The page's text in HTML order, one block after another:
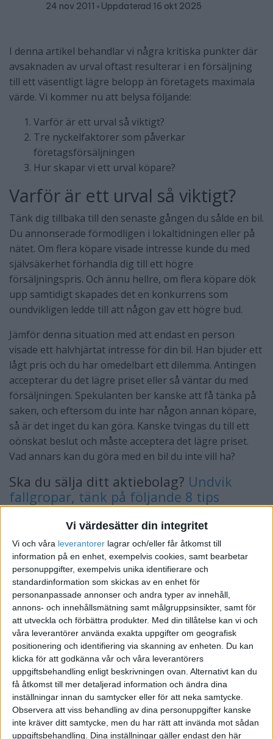
Vi värdesätter din integritet
Vi och våra leverantorer lagrar och/eller får åtkomst till
information på en enhet, exempelvis cookies, samt bearbetar
personuppgifter, exempelvis unika identifierare och
standardinformation som skickas av en enhet för
personanpassade annonser och andra typer av innehåll,
annons- och innehållsmätning samt målgruppsinsikter, samt för
att utveckla och förbättra produkter. Med din tillåtelse kan vi och
våra leverantörer använda exakta uppgifter om geografisk
positionering och identifiering via skanning av enheten. Du kan
klicka för att godkänna vår och våra leverantörers
uppgiftsbehandling enligt beskrivningen ovan. Alternativt kan du
få åtkomst till mer detaljerad information och ändra dina
inställningar innan du samtycker eller för att neka samtycke.
Observera att viss behandling av dina personuppgifter kanske
inte kräver ditt samtycke, men du har rätt att invända mot sådan
uppgiftsbehandling. Dina inställningar gäller endast den här
24 nov 2011 Uppdaterad 16 okt 2025
I denna artikel behandlar vi några kritiska punkter där
avsaknaden av urval oftast resulterar i en försäljning
till ett väsentligt lägre belopp än företagets maximala
värde. Vi kommer nu att belysa följande:
Varför är ett urval så viktigt?
Tre nyckelfaktorer som påverkar
företagsförsäljningen
Hur skapar vi ett urval köpare?
Varför är ett urval så viktigt?
Tänk dig tillbaka till den senaste gången du sålde en bil.
Du annonserade förmodligen i lokaltidningen eller på
nätet. Om flera köpare visade intresse kunde du med
självsäkerhet förhandla dig till ett högre
försäljningspris. Och ännu hellre, om flera köpare dök
upp samtidigt skapades det en konkurrens som
oundvikligen ledde till att någon gav ett högre bud.
Jämför denna situation med att endast en person
visade ett halvhjärtat intresse för din bil. Han bjuder ett
lågt pris och du har omedelbart ett dilemma. Antingen
accepterar du det lägre priset eller så väntar du med
försäljningen. Spekulanten ber kanske att få tänka på
saken, och eftersom du inte har någon annan köpare,
så är det inget du kan göra. Kanske tvingas du till ett
oönskat beslut och måste acceptera det lägre priset.
Vad annars kan du göra med en bil du inte vill ha?
Ska du sälja ditt aktiebolag? Undvik
fallgropar, tänk på följande 8 tips
Detta är en berättelse som vi alla kan identifiera oss